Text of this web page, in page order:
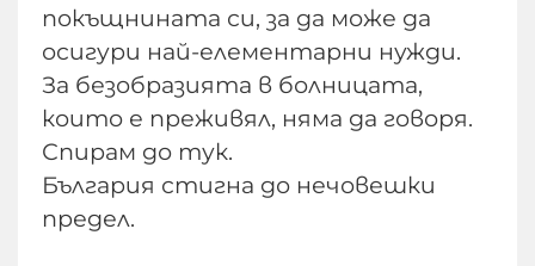
покъщнината си, за да може да
осигури най-елементарни нужди.
За безобразията в болницата,
които е преживял, няма да говоря.
Спирам до тук.
България стигна до нечовешки
предел.